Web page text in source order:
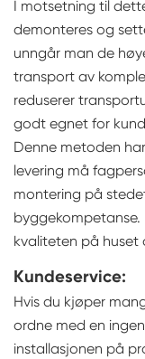
I motsetning til
demonteres og
unngår man de
transport av
reduserer
godt egnet for
Denne metoden
levering må
montering på
byggekompetanse.
kvaliteten på huset
Kundeservice:
Hvis du kjøper
ordne med en
installasjonen på